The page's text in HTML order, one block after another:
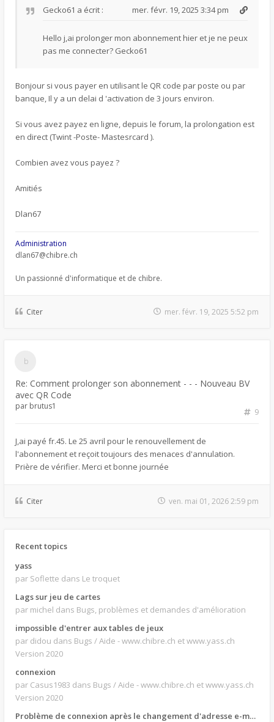
Gecko61 a écrit : mer. févr. 19, 2025 3:34 pm
Hello j,ai prolonger mon abonnement hier et je ne peux
pas me connecter? Gecko61
Bonjour si vous payer en utilisant le QR code par poste ou par
banque, Il y a un delai d 'activation de 3 jours environ.
Si vous avez payez en ligne, depuis le forum, la prolongation est
en direct (Twint -Poste- Mastesrcard ).
Combien avez vous payez ?
Amitiés
Dlan67
Administration
dlan67@chibre.ch
Un passionné d'informatique et de chibre.
Citer mer. févr. 19, 2025 5:52 pm
Re: Comment prolonger son abonnement - - - Nouveau BV
avec QR Code
9
par brutus1
J,ai payé fr.45. Le 25 avril pour le renouvellement de
l'abonnement et reçoit toujours des menaces d'annulation.
Prière de vérifier. Merci et bonne journée
Citer ven. mai 01, 2026 2:59 pm
Recent topics
yass
par Soflette dans Le troquet
Lags sur jeu de cartes
par michel dans Bugs, problèmes et demandes d'amélioration
impossible d'entrer aux tables de jeux
par didou dans Bugs / Aide - www.chibre.ch et www.yass.ch
Version 2020
connexion
par Casus1983 dans Bugs / Aide - www.chibre.ch et www.yass.ch
Version 2020
Problème de connexion après le changement d'adresse e-mail.